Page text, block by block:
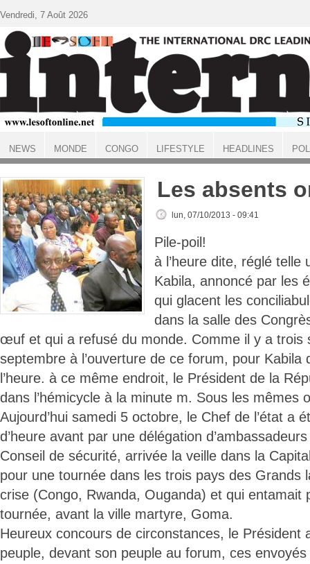
ACCUEIL
Les absents
lun, 07/10/2013 - 09:41
Pile-poil!
à l’heure dite, réglé telle
Kabila, annoncé par les
qui glacent les
dans la salle des
œuf et qui a refusé du monde. Comme il y a trois
septembre à l’ouverture de ce forum, pour Kabila
l’heure. à ce même endroit, le Président de la
dans l’hémicycle à la minute m. Sous les
Aujourd’hui samedi 5 octobre, le Chef de l’état a
d’heure avant par une délégation
Conseil de sécurité, arrivée la veille dans la
pour une tournée dans les trois pays des
crise (Congo, Rwanda, Ouganda) et qui entamait
tournée, avant la ville martyre, Goma.
Heureux concours de circonstances, le Président
peuple, devant son peuple au forum, ces
Vendredi, 7 Août 2026
NEWS MONDE CONGO LIFESTYLE HEADLINES